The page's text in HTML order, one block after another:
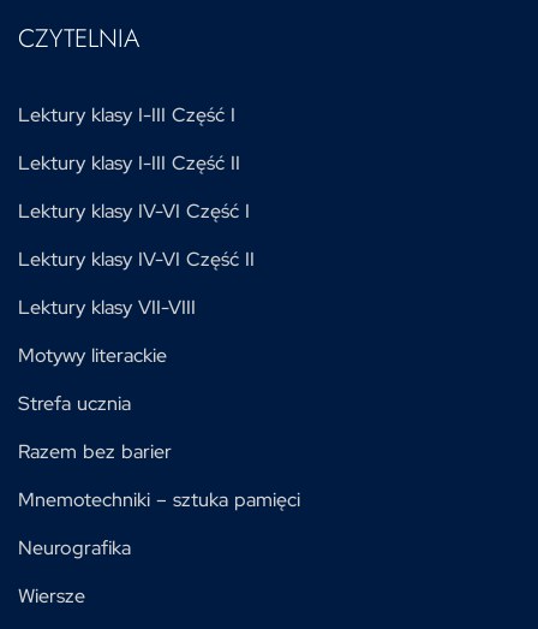
CZYTELNIA
Lektury klasy I-III Część I
Lektury klasy I-III Część II
Lektury klasy IV-VI Część I
Lektury klasy IV-VI Część II
Lektury klasy VII-VIII
Motywy literackie
Strefa ucznia
Razem bez barier
Mnemotechniki – sztuka pamięci
Neurografika
Wiersze